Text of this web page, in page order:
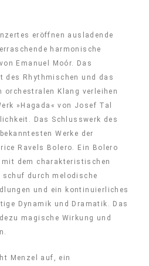
eröffnen ausladende
harmonische
Emanuel Moór. Das
des Rhythmischen und das
orchestralen Klang verleihen
»Hagada« von Josef Tal
Das Schlusswerk des
Werke der
Ravels Bolero. Ein Bolero
dem charakteristischen
schuf durch melodische
und ein kontinuierliches
Dynamik und Dramatik. Das
magische Wirkung und
Menzel auf, ein